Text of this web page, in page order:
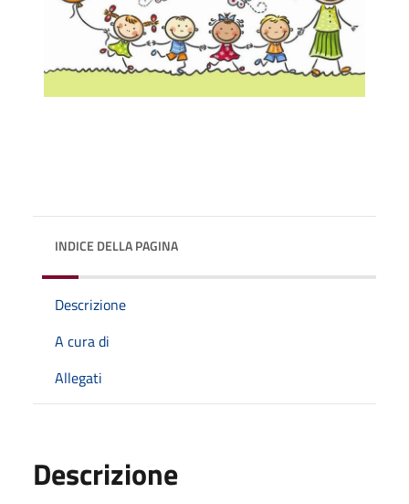
INDICE DELLA PAGINA
Descrizione
A cura di
Allegati
Descrizione